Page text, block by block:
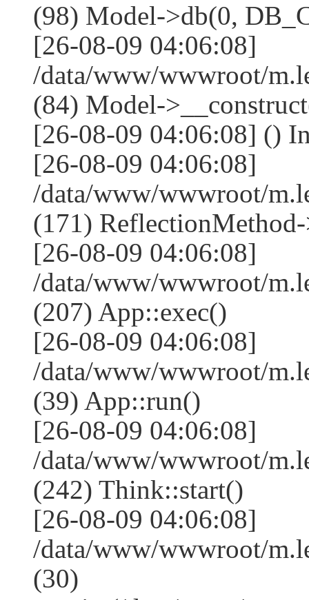
(98) Model->db(0,
[26-08-09 04:06:08]
/data/www/wwwroot/
(84) Model-
[26-08-09 04:06:08] ()
[26-08-09 04:06:08]
/data/www/wwwroot/
(171)
[26-08-09 04:06:08]
/data/www/wwwroot/
(207) App::exec()
[26-08-09 04:06:08]
/data/www/wwwroot/
(39) App::run()
[26-08-09 04:06:08]
/data/www/wwwroot/
(242) Think::start()
[26-08-09 04:06:08]
/data/www/wwwroot/
(30)